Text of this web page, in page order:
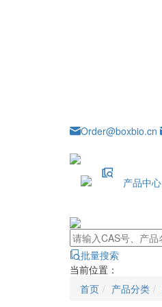
Order@boxbio.cn
产品中心
批量搜索
当前位置：
首页
产品分类